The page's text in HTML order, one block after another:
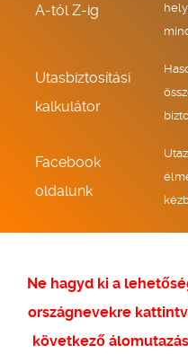
A-tól Z-ig
Utasbiztosítási
kalkulátor
Facebook
oldalunk
Ne hagyd ki a
országnevekre
következő